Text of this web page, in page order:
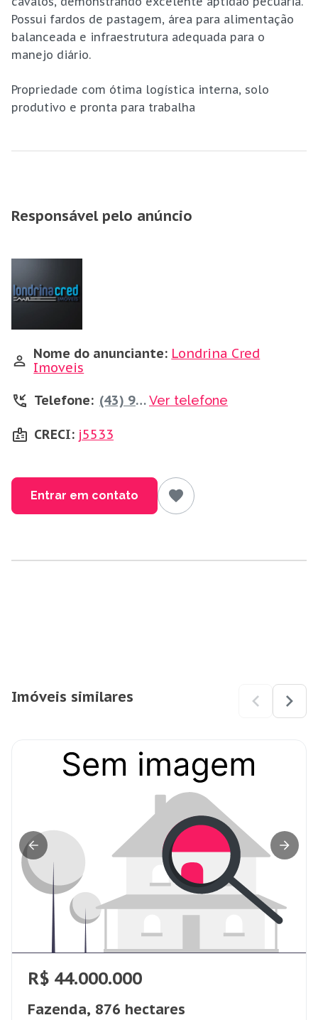
Possui fardos de pastagem, área para alimentação
balanceada e infraestrutura adequada para o
manejo diário.
Propriedade com ótima logística interna, solo
produtivo e pronta para trabalha
Responsável pelo anúncio
Nome do anunciante: Londrina Cred
Imoveis
Telefone:
(43) 99995-1010Ver telefone
CRECI: j5533
Entrar em contato
Imóveis similares
R$ 44.000.000
Fazenda, 876 hectares